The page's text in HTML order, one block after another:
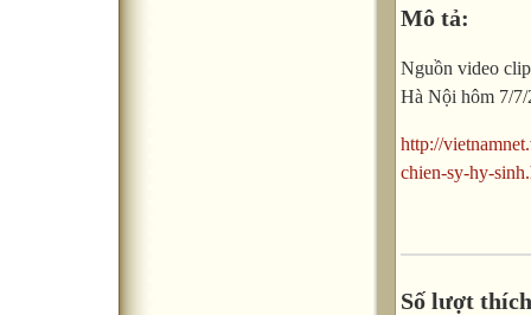
Mô tả:
Nguồn video
Hà Nội hôm 7/7/
http://
chien-sy-hy-
Số lượt